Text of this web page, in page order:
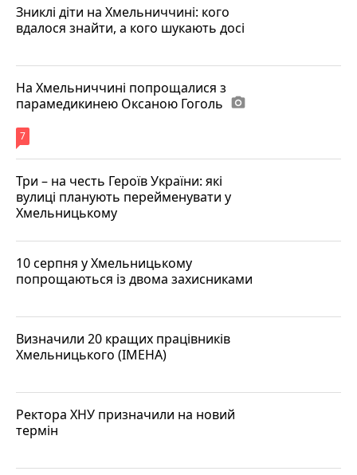
Зниклі діти на Хмельниччині: кого
вдалося знайти, а кого шукають досі
На Хмельниччині попрощалися з
парамедикинею Оксаною Гоголь photo_camera
7
Три – на честь Героїв України: які
вулиці планують перейменувати у
Хмельницькому
10 серпня у Хмельницькому
попрощаються із двома захисниками
Визначили 20 кращих працівників
Хмельницького (ІМЕНА)
Ректора ХНУ призначили на новий
термін